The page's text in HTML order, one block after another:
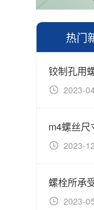
热门
铰制孔用
2023-
m4螺丝尺
2023-
螺栓所承
2023-